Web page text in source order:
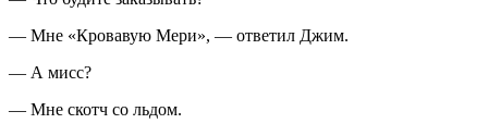
— Мне «Кровавую Мери», — ответил Джим.
— А мисс?
— Мне скотч со льдом.